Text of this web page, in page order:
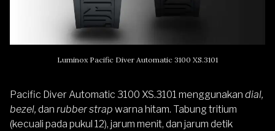
Luminox Pacific Diver Automatic 3100 XS.3101
Pacific Diver Automatic 3100 XS.3101 menggunakan dial,
bezel, dan rubber strap warna hitam. Tabung tritium
(kecuali pada pukul 12), jarum menit, dan jarum detik